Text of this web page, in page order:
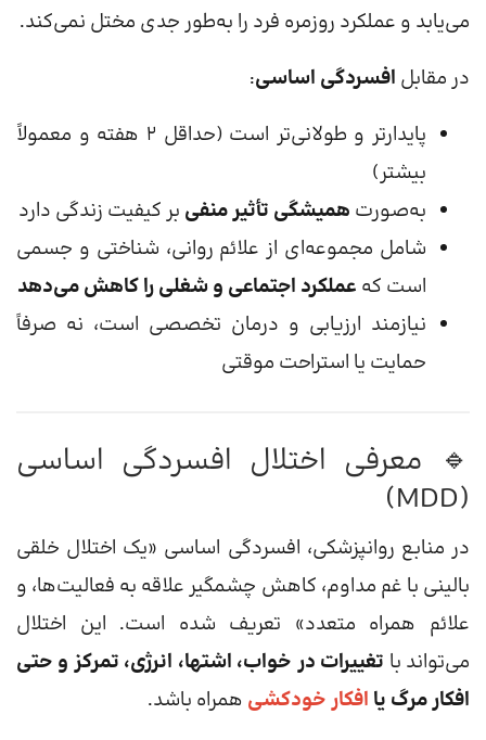
می‌یابد و عملکرد روزمره فرد را به‌طور جدی مختل نمی‌کند.
در مقابل افسردگی اساسی:
پایدارتر و طولانی‌تر است (حداقل ۲ هفته و معمولاً
بیشتر)
به‌صورت همیشگی تأثیر منفی بر کیفیت زندگی دارد
شامل مجموعه‌ای از علائم روانی، شناختی و جسمی
است که عملکرد اجتماعی و شغلی را کاهش می‌دهد
نیازمند ارزیابی و درمان تخصصی است، نه صرفاً
حمایت یا استراحت موقتی
🔹 معرفی اختلال افسردگی اساسی
(MDD)
در منابع روانپزشکی، افسردگی اساسی «یک اختلال خلقی
بالینی با غم مداوم، کاهش چشمگیر علاقه به فعالیت‌ها، و
علائم همراه متعدد» تعریف شده است. این اختلال
می‌تواند با تغییرات در خواب، اشتها، انرژی، تمرکز و حتی
افکار مرگ یا افکار خودکشی همراه باشد.